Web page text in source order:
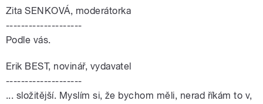
Zita SENKOVÁ, moderátorka
--------------------
Podle vás.
Erik BEST, novinář, vydavatel
--------------------
... složitější. Myslím si, že bychom měli, nerad říkám to v,